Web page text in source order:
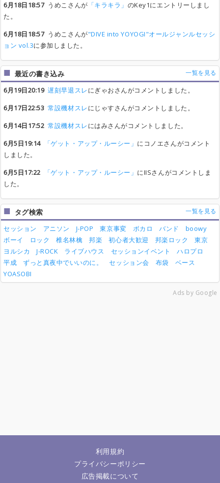
6月18日18:57うめこさんが 「キラキラ」 のKey1にエントリーしまし
た。
6月18日18:57うめこさんが"DIVE into YOYOGI"オールジャンルセッシ
ョン vol.3に参加しました。
最近の書き込み 一覧を見る
6月19日20:19 遅刻早退スレにぎゃおさんがコメントしました。
6月17日22:53 常設機材スレにじゃすさんがコメントしました。
6月14日17:52 常設機材スレにはみさんがコメントしました。
6月5日19:14
「ゲット・アップ・ルーシー」 にコノエさんがコメント
しました。
6月5日17:22
「ゲット・アップ・ルーシー」 にIISさんがコメントしま
した。
タグ検索 一覧を見る
セッション アニソン J-POP 東京事変 ボカロ バンド
boowy
ボーイ
ロック 椎名林檎 邦楽 初心者大歓迎 邦楽ロック
東京
ヨルシカ
J-ROCK ライブハウス セッションイベント
ハロプロ
平成
ずっと真夜中でいいのに。 セッション会 布袋
ベース
YOASOBI
Ads by Google
利用規約
プライバシーポリシー
広告掲載について